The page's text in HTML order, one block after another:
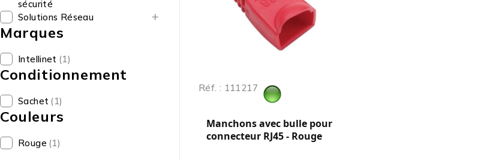
sécurité
Solutions Réseau
Marques
Intellinet (1)
Conditionnement
Sachet (1)
Couleurs
Rouge (1)
Réf. : 111217
Manchons avec bulle pour
connecteur RJ45 - Rouge